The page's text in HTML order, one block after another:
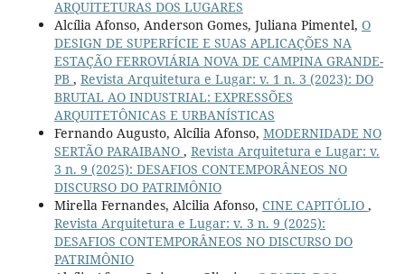
ARQUITETURAS DOS LUGARES
Alcília Afonso, Anderson Gomes, Juliana Pimentel, O
DESIGN DE SUPERFÍCIE E SUAS APLICAÇÕES NA
ESTAÇÃO FERROVIÁRIA NOVA DE CAMPINA GRANDE-
PB , Revista Arquitetura e Lugar: v. 1 n. 3 (2023): DO
BRUTAL AO INDUSTRIAL: EXPRESSÕES
ARQUITETÔNICAS E URBANÍSTICAS
Fernando Augusto, Alcília Afonso, MODERNIDADE NO
SERTÃO PARAIBANO , Revista Arquitetura e Lugar: v.
3 n. 9 (2025): DESAFIOS CONTEMPORÂNEOS NO
DISCURSO DO PATRIMÔNIO
Mirella Fernandes, Alcilia Afonso, CINE CAPITÓLIO ,
Revista Arquitetura e Lugar: v. 3 n. 9 (2025):
DESAFIOS CONTEMPORÂNEOS NO DISCURSO DO
PATRIMÔNIO